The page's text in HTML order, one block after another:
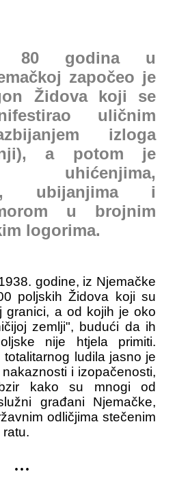
80 godina u
započeo je
Židova koji se
uličnim
izloga
a potom je
uhićenjima,
ubijanjima i
u brojnim
logorima.
godine, iz Njemačke
poljskih Židova koji su
granici, a od kojih je oko
zemlji", budući da ih
nije htjela primiti.
ludila jasno je
i izopačenosti,
kako su mnogi od
građani Njemačke,
odličjima stečenim
...